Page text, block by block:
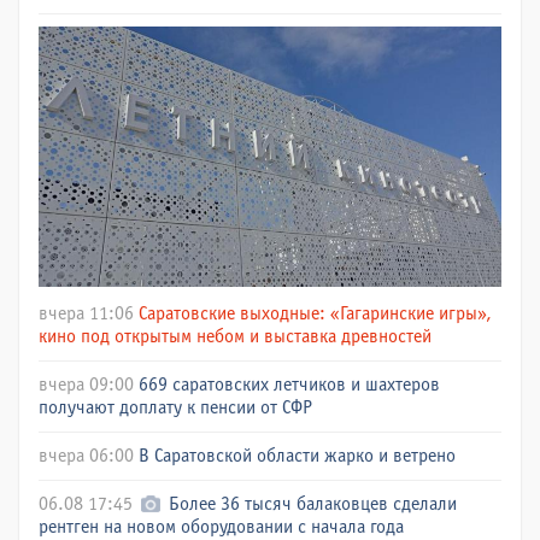
вчера 11:06 Саратовские выходные: «Гагаринские игры»,
кино под открытым небом и выставка древностей
вчера 09:00 669 саратовских летчиков и шахтеров
получают доплату к пенсии от СФР
вчера 06:00 В Саратовской области жарко и ветрено
06.08 17:45
Более 36 тысяч балаковцев сделали
рентген на новом оборудовании с начала года